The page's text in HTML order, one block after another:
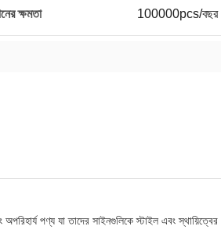
ক্ষমতা 100000pcs/বছর
পণ্য যা তাদের সাইনগুলিকে স্টাইল এবং